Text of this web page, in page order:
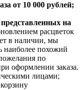
от 10 000 рублей;
на
расцветок
в наличии, мы
наиболее похожий
по
оформлении заказа.
лицами;